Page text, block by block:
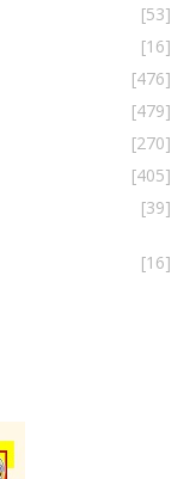
[53]
[16]
[476]
[479]
[270]
[405]
[39]
[16]